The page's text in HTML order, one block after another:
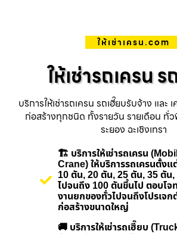
ให้เช่าเครน.com
ให้เช่ารถเครน
บริการให้เช่ารถเครน รถเฮี๊ยบรับจ้าง และ
ก่อสร้างทุกชนิด ทั้งรายวัน รายเดือน ทั่
ระยอง ฉะเชิงเทรา
🏗️ บริการให้เช่ารถเครน
Crane) ให้บริการรถเครนตั้งแ
10 ตัน, 20 ตัน, 25 ตัน, 35 ตัน
ไปจนถึง 100 ตันขึ้นไป ตอบโ
งานยกของทั่วไปจนถึงโปรเจก
ก่อสร้างขนาดใหญ่
🚚 บริการให้เช่ารถเฮี๊ยบ